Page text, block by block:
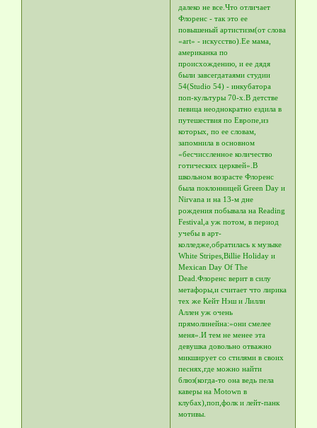
далеко не все.Что отличает
Флоренс - так это ее
повышеный артистизм(от слова
«art» - искусство).Ее мама,
американка по
происхождению, и ее дядя
были завсегдатаями студии
54(Studio 54) - инкубатора
поп-культуры 70-х.В детстве
певица неоднократно ездила в
путешествия по Европе,из
которых, по ее словам,
запомнила в основном
«бесчиссленное количество
готических церквей».В
школьном возрасте Флоренс
была поклонницей Green Day и
Nirvana и на 13-м дне
рождения пoбывала на Reading
Festival,а уж потом, в период
учебы в арт-
колледже,обратилась к музыке
White Stripes,Billie Holiday и
Mexican Day Of The
Dead.Флоренс верит в силу
метафоры,и считает что лирика
тех же Кейт Нэш и Лилли
Аллен уж очень
прямолинейна:»они смелее
меня».И тем не менее эта
девушка довольно отважно
микширует со стилями в своих
песнях,где можно найти
блюз(когда-то она ведь пела
каверы на Motown в
клубах),поп,фолк и лейт-панк
мотивы.